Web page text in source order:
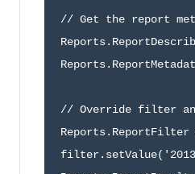
// Get the report
// Override filter